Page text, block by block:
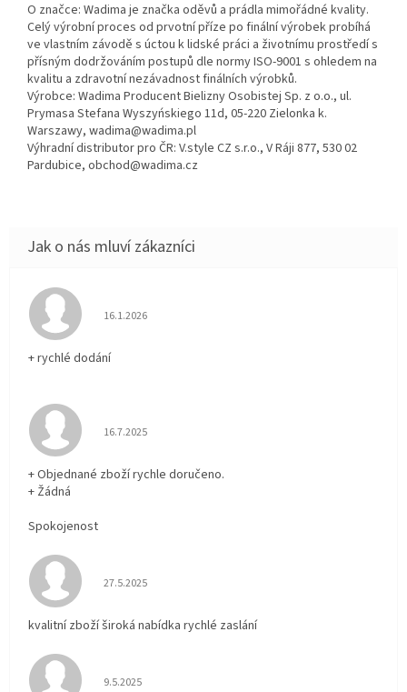
O značce: Wadima je značka oděvů a prádla mimořádné kvality.
Celý výrobní proces od prvotní příze po finální výrobek probíhá
ve vlastním závodě s úctou k lidské práci a životnímu prostředí s
přísným dodržováním postupů dle normy ISO-9001 s ohledem na
kvalitu a zdravotní nezávadnost finálních výrobků.
Výrobce: Wadima Producent Bielizny Osobistej Sp. z o.o., ul.
Prymasa Stefana Wyszyńskiego 11d, 05-220 Zielonka k.
Warszawy, wadima@wadima.pl
Výhradní distributor pro ČR: V.style CZ s.r.o., V Ráji 877, 530 02
Pardubice, obchod@wadima.cz
Hodnocení obchodu je 5 z 5 hvězdiček.
16.1.2026
+ rychlé dodání
Hodnocení obchodu je 5 z 5 hvězdiček.
16.7.2025
+ Objednané zboží rychle doručeno.
+ Žádná
Spokojenost
Hodnocení obchodu je 5 z 5 hvězdiček.
27.5.2025
kvalitní zboží široká nabídka rychlé zaslání
Hodnocení obchodu je 5 z 5 hvězdiček.
9.5.2025